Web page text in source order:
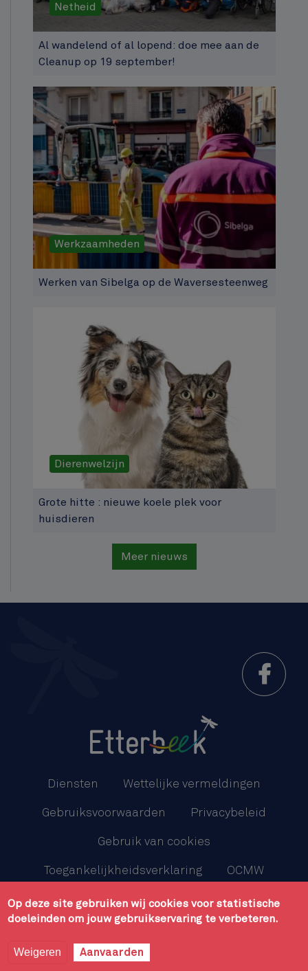
Netheid
Al wandelend of al lopend: doe mee aan de
Cleanup op 19 september!
Werkzaamheden
Werken van Sibelga op de Waversesteenweg
Dierenwelzijn
Grote hitte : nieuwe koele plek voor
huisdieren
Meer nieuws
Diensten Wettelijke vermeldingen
Gebruiksvoorwaarden Privacybeleid
Gebruik van cookies
Toegankelijkheidsverklaring OCMW
Sitemap
1040 Etterbeek - 02 627 21 11 - Développement
media
Op deze site gebruiken wij cookies voor statistische
doeleinden om jouw gebruikservaring te verbeteren.
Weigeren Aanvaarden